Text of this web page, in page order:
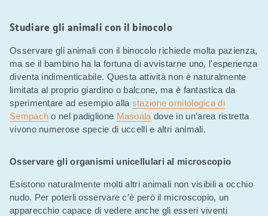
Studiare gli animali con il binocolo
Osservare gli animali con il binocolo richiede molta pazienza,
ma se il bambino ha la fortuna di avvistarne uno, l'esperienza
diventa indimenticabile. Questa attività non è naturalmente
limitata al proprio giardino o balcone, ma è fantastica da
sperimentare ad esempio alla stazione ornitologica di
Sempach o nel padiglione Masoala dove in un’area ristretta
vivono numerose specie di uccelli e altri animali.
Osservare gli organismi unicellulari al microscopio
Esistono naturalmente molti altri animali non visibili a occhio
nudo. Per poterli osservare c’è però il microscopio, un
apparecchio capace di vedere anche gli esseri viventi